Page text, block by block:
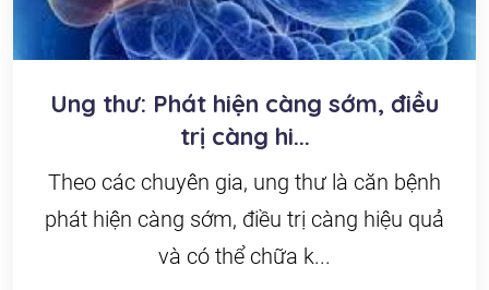
Ung thư: Phát hiện càng sớm, điều
trị càng hi...
Theo các chuyên gia, ung thư là căn bệnh
phát hiện càng sớm, điều trị càng hiệu quả
và có thể chữa k...